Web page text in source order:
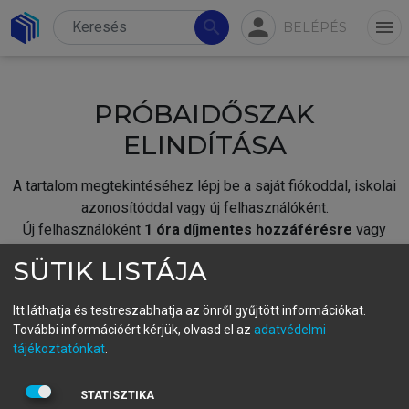
search person BELÉPÉS menu
PRÓBAIDŐSZAK
ELINDÍTÁSA
A tartalom megtekintéséhez lépj be a saját fiókoddal, iskolai
azonosítóddal vagy új felhasználóként.
Új felhasználóként 1 óra díjmentes hozzáférésre vagy
fiókoddal,vagy hozz létre új fiókot.
A regisztráció után apróbaidőszakautomatikusan
BELÉPÉS SAJÁT FIÓKKAL
SÜTIK LISTÁJA
Itt láthatja és testreszabhatja az önről gyűjtött információkat.
További információért kérjük, olvasd el az adatvédelmi
tájékoztatónkat
STATISZTIKA